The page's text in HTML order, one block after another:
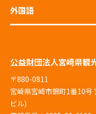
外国語
公益財団法人宮崎県観
〒880-0811
宮崎県宮崎市錦町1番10号
ビル)